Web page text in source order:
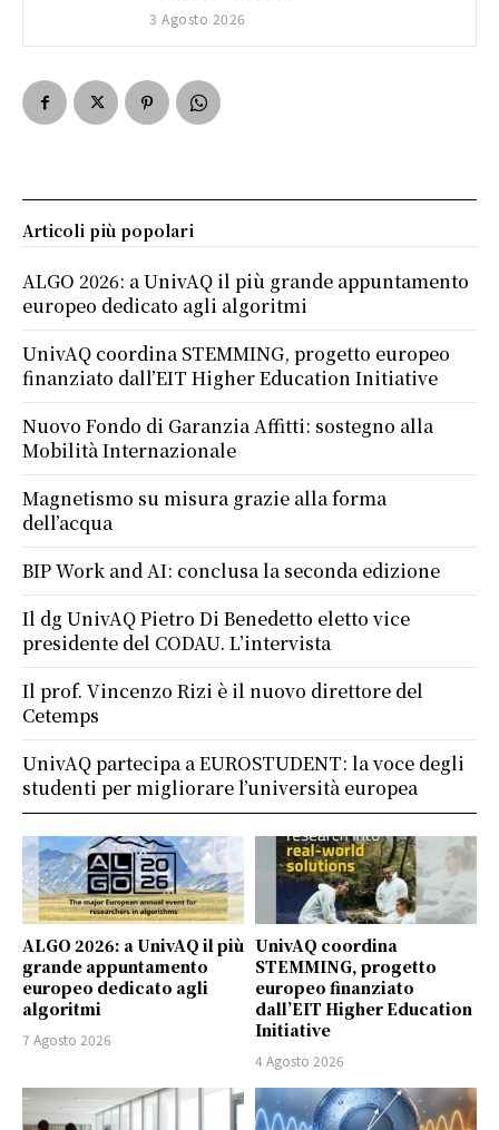
3 Agosto 2026
ALGO 2026: a UnivAQ il più
grande appuntamento
europeo dedicato agli
algoritmi
7 Agosto 2026
UnivAQ coordina
STEMMING, progetto
europeo finanziato
dall’EIT Higher Education
Initiative
4 Agosto 2026
Articoli più popolari
ALGO 2026: a UnivAQ il più grande appuntamento
europeo dedicato agli algoritmi
UnivAQ coordina STEMMING, progetto europeo
finanziato dall’EIT Higher Education Initiative
Nuovo Fondo di Garanzia Affitti: sostegno alla
Mobilità Internazionale
Magnetismo su misura grazie alla forma
dell’acqua
BIP Work and AI: conclusa la seconda edizione
Il dg UnivAQ Pietro Di Benedetto eletto vice
presidente del CODAU. L’intervista
Il prof. Vincenzo Rizi è il nuovo direttore del
Cetemps
UnivAQ partecipa a EUROSTUDENT: la voce degli
studenti per migliorare l’università europea